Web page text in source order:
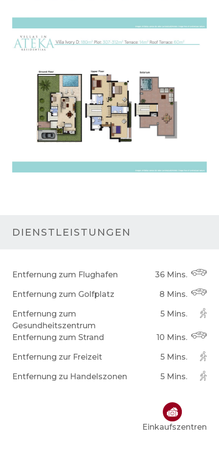
DIENSTLEISTUNGEN
Entfernung zum Flughafen 36 Mins.
Entfernung zum Golfplatz 8 Mins.
Entfernung zum
Gesundheitszentrum
5 Mins.
Entfernung zum Strand 10 Mins.
Entfernung zur Freizeit 5 Mins.
Entfernung zu Handelszonen 5 Mins.
Einkaufszentren